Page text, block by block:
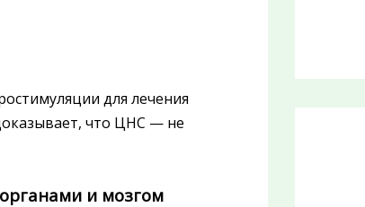
для лечения
что ЦНС — не
и мозгом